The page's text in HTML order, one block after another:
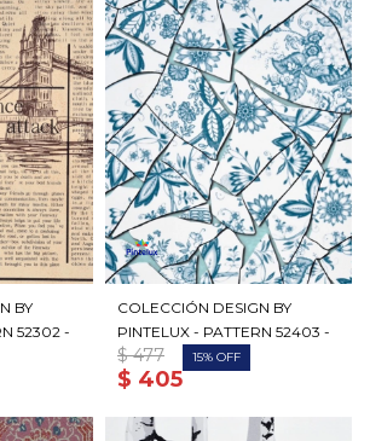
BY
52302 -
COLECCIÓN DESIGN BY
PINTELUX - PATTERN 52403 -
$ 405
$ 477 15